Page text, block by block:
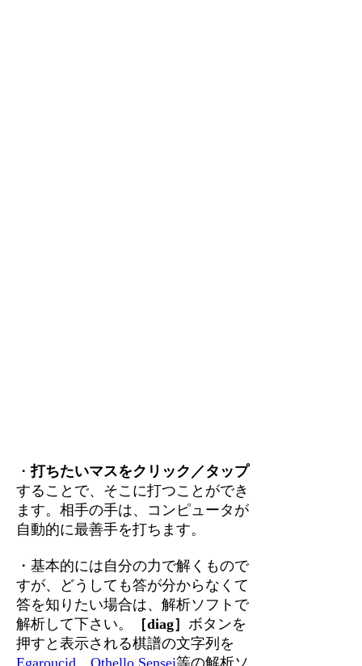
・打ちたいマスをクリック／タップ
することで、そこに打つことができ
ます。相手の手は、コンピュータが
自動的に最善手を打ちます。
・基本的には自分の力で解くもので
すが、どうしても答が分からなくて
答を知りたい場合は、解析ソフトで
解析して下さい。
［diag］ ボタンを
押すと表示される棋譜の文字列を
Egaroucid、Othello Sensei等の解析ソ